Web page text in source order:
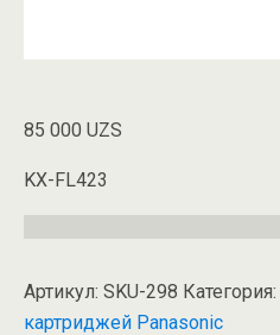
85 000 UZS
KX-FL423
Артикул: SKU-298 Категория:
картриджей Panasonic